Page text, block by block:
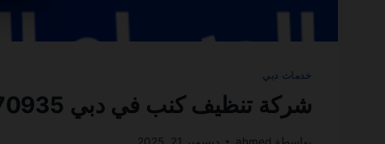
خدمات دبي
شركة تنظيف كنب في دبي 0501270935 ضمان مدى الحياة